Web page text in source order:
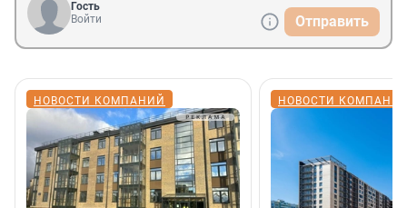
Гость
Войти
Отправить
НОВОСТИ КОМПАНИЙ НОВОСТИ